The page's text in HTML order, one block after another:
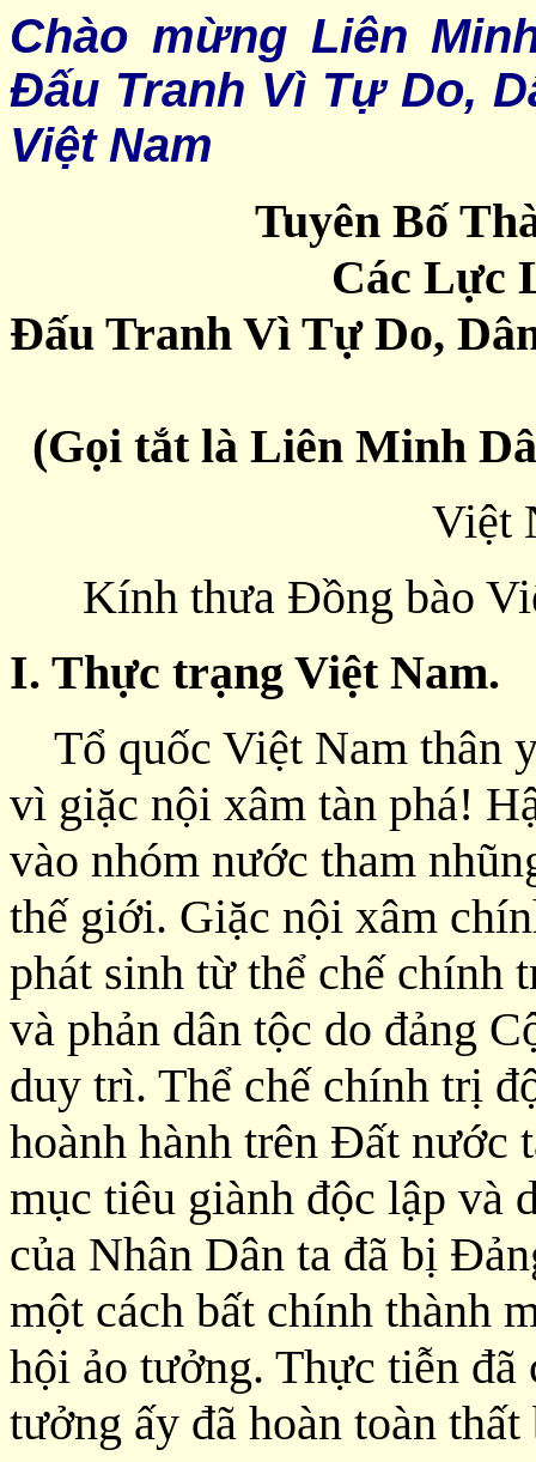
Chào mừng Liên
Đấu Tranh Vì Tự Do,
Việt Nam
Tuyên Bố
Các Lực
Đấu Tranh Vì Tự Do,
(Gọi tắt là Liên Minh
Việt
Kính thưa Đồng bào
I. Thực trạng Việt Nam.
Tổ quốc Việt Nam thân
vì giặc nội xâm tàn phá!
vào nhóm nước tham
thế giới. Giặc nội xâm
phát sinh từ thể chế chính
và phản dân tộc do đảng
duy trì. Thể chế chính trị
hoành hành trên Đất nước
mục tiêu giành độc lập và
của Nhân Dân ta đã bị
một cách bất chính thành
hội ảo tưởng. Thực tiễn
tưởng ấy đã hoàn toàn